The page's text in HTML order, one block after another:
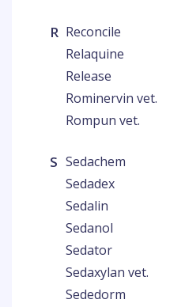
R Reconcile
Relaquine
Release
Rominervin vet.
Rompun vet.
S Sedachem
Sedadex
Sedalin
Sedanol
Sedator
Sedaxylan vet.
Sededorm